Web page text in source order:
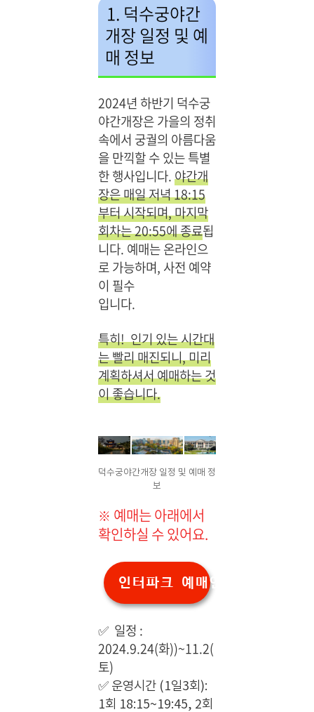
1. 덕수궁야간
개장 일정 및 예
매 정보
2024년 하반기 덕수궁
야간개장은 가을의 정취
속에서 궁궐의 아름다움
을 만끽할 수 있는 특별
한 행사입니다.야간개
장은 매일 저녁 18:15
부터 시작되며, 마지막
회차는 20:55에 종료됩
니다. 예매는 온라인으
로 가능하며, 사전 예약
이 필수
입니다.
특히! 인기 있는 시간대
는 빨리 매진되니, 미리
계획하셔서 예매하는 것
이 좋습니다.
덕수궁야간개장 일정 및 예매 정
보
※ 예매는 아래에서
확인하실 수 있어요.
인터파크 예매안내
✅ 일정 :
2024.9.24(화))~11.2(
토)
✅ 운영시간 (1일3회):
1회 18:15~19:45, 2회